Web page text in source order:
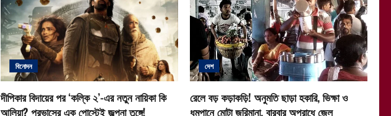
বিনোদন
দীপিকার বিদায়ের পর ‘কল্কি ২’-এর নতুন নায়িকা কি
আলিয়া? প্রভাসের এক পোস্টেই জল্পনা তুঙ্গে!
দেশ
রেলে বড় কড়াকড়ি! অনুমতি ছাড়া হকারি, ভিক্ষা ও
ধূমপানে মোটা জরিমানা, বারবার অপরাধে জেল